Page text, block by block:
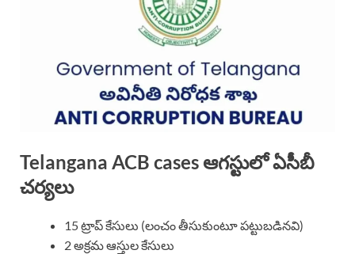
Telangana ACB cases ఆగస్టులో ఏసీబీ
చర్యలు
15 ట్రాప్ కేసులు (లంచం తీసుకుంటూ పట్టుబడినవి)
2 అక్రమ ఆస్తుల కేసులు